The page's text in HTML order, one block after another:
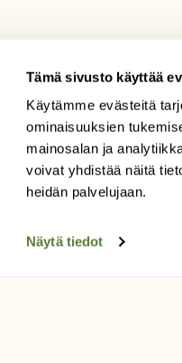
Tämä sivusto käyttää
Käytämme evästeitä
ominaisuuksien
mainosalan ja
voivat yhdistää näitä
heidän palvelujaan.
Näytä tiedot
LEHTI
Uusin lehti
Tilaa Suomen Luonto
Tilaa digilukuoikeus
Tilaa uutiskirje